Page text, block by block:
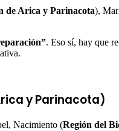
de Arica y Parinacota),
. Eso sí, hay que
y Parinacota)
Nacimiento (Región del